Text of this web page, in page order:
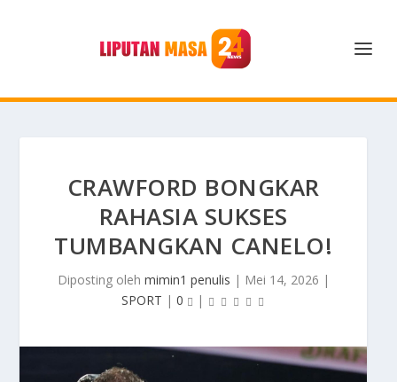
CRAWFORD BONGKAR
RAHASIA SUKSES
TUMBANGKAN CANELO!
Diposting oleh mimin1 penulis | Mei 14, 2026 |
SPORT | 0 |